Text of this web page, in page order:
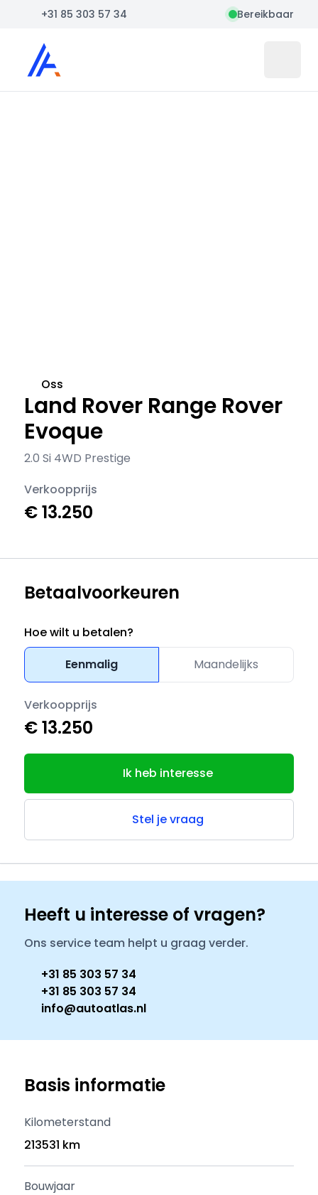
+31 85 303 57 34 Bereikbaar
Auto Atlas
Land Rover Range Rover
Evoque
2.0 Si 4WD Prestige
Oss
Verkoopprijs
€ 13.250
Betaalvoorkeuren
Hoe wilt u betalen?
Eenmalig
Maandelijks
Verkoopprijs
€ 13.250
Ik heb interesse
Stel je vraag
Heeft u interesse of vragen?
Ons service team helpt u graag verder.
+31 85 303 57 34
+31 85 303 57 34
info@autoatlas.nl
Basis informatie
Kilometerstand
213531 km
Bouwjaar